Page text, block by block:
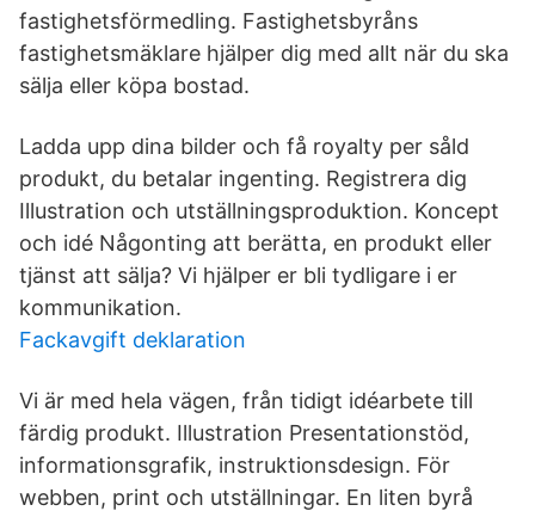
fastighetsförmedling. Fastighetsbyråns
fastighetsmäklare hjälper dig med allt när du ska
sälja eller köpa bostad.
Ladda upp dina bilder och få royalty per såld
produkt, du betalar ingenting. Registrera dig
Illustration och utställningsproduktion. Koncept
och idé Någonting att berätta, en produkt eller
tjänst att sälja? Vi hjälper er bli tydligare i er
kommunikation.
Fackavgift deklaration
Vi är med hela vägen, från tidigt idéarbete till
färdig produkt. Illustration Presentationstöd,
informationsgrafik, instruktionsdesign. För
webben, print och utställningar. En liten byrå